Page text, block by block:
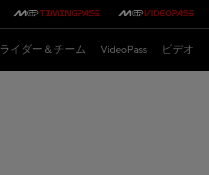
ライダー＆チーム VideoPass ビデオ